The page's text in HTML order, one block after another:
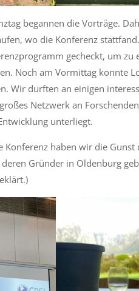
begannen die Vorträge.
wo die Konferenz
gecheckt, um zu
Noch am Vormittag konnte
Wir durften an einigen
Netzwerk an
unterliegt.
Konferenz haben wir die
Gründer in Oldenburg